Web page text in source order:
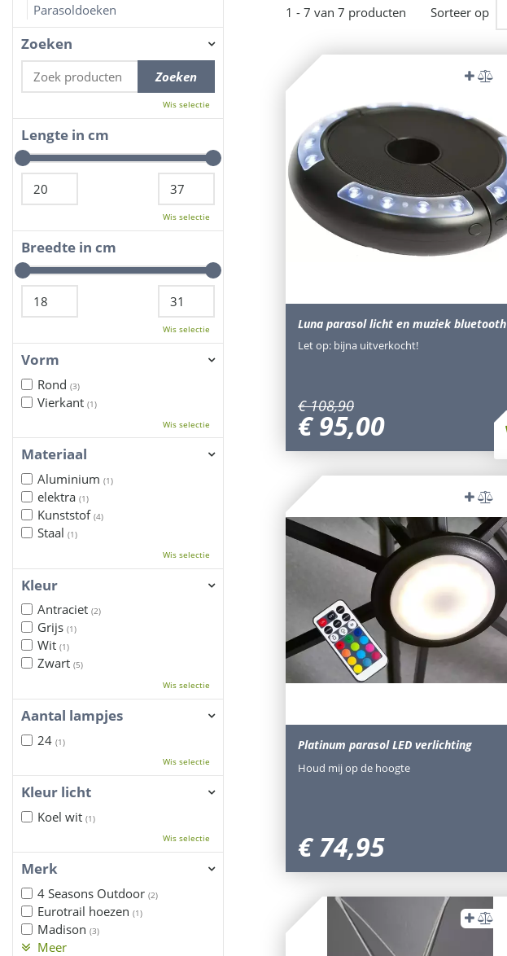
1 - 7 van 7 producten Sorteer op
Luna parasol licht en muziek bluetooth
€ 108,90
€ 95,00
Let op: bijna uitverkocht!
Platinum parasol LED verlichting
€ 74,95
Houd mij op de hoogte
Parasoldoeken
Zoeken
Wis selectie
Lengte in cm
Wis selectie
Breedte in cm
Wis selectie
Vorm
Rond (3)
Vierkant (1)
Wis selectie
Materiaal
Aluminium (1)
elektra (1)
Kunststof (4)
Staal (1)
Wis selectie
Kleur
Antraciet (2)
Grijs (1)
Wit (1)
Zwart (5)
Wis selectie
Aantal lampjes
24 (1)
Wis selectie
Kleur licht
Koel wit (1)
Wis selectie
Merk
4 Seasons Outdoor (2)
Eurotrail hoezen (1)
Madison (3)
Meer